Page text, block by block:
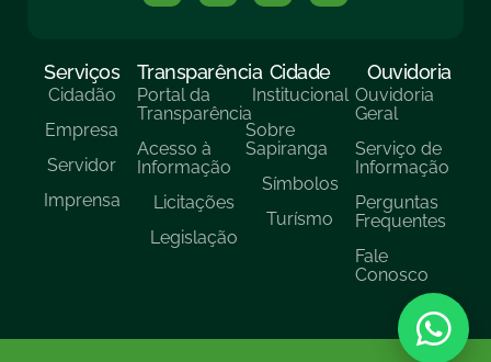
Serviços
Cidadão
Empresa
Servidor
Imprensa
Transparência
Portal da
Transparência
Acesso à
Informação
Licitações
Legislação
Cidade
Institucional
Sobre
Sapiranga
Símbolos
Turísmo
Ouvidoria
Ouvidoria
Geral
Serviço de
Informação
Perguntas
Frequentes
Fale
Conosco